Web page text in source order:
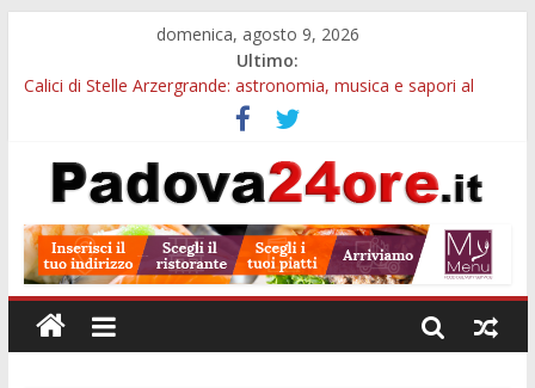
domenica, agosto 9, 2026
Ultimo:
Calici di Stelle Arzergrande: astronomia, musica e sapori al
Campo San Martino, il Museo della civiltà contadina apre gratis
durante la sagra
Notizie di Padova alle ore 10: Notte del Volo sold out, Tribano
Teatro per famiglie a Loreggia, la Bella Addormentata arriva
sul palco domenica sera
Restauro 2026, chiuse le domande: 2,5 milioni per formare
nuove competenze in Veneto